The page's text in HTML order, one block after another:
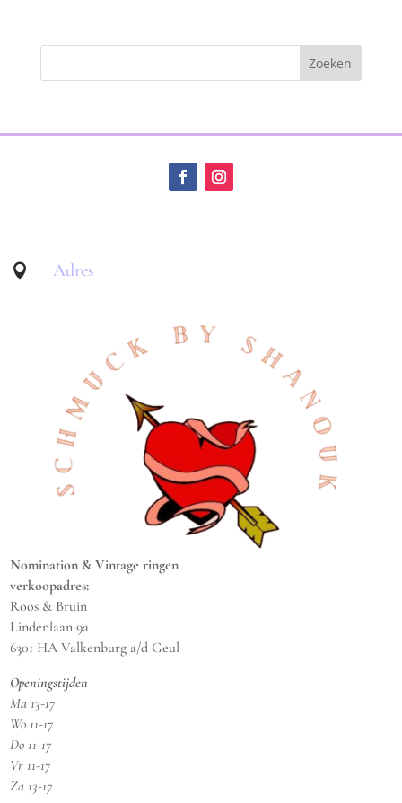
 Adres
Nomination & Vintage ringen
verkoopadres:
Roos & Bruin
Lindenlaan 9a
6301 HA Valkenburg a/d Geul
Openingstijden
Ma 13-17
Wo 11-17
Do 11-17
Vr 11-17
Za 13-17